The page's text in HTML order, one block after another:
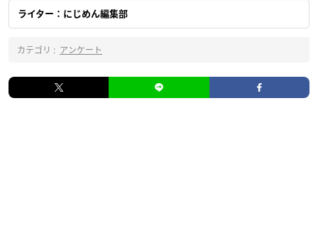
ライター：にじめん編集部
カテゴリ : アンケート